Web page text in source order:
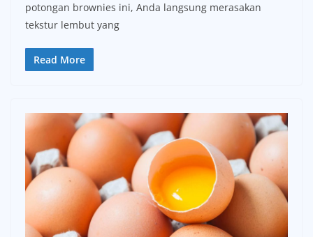
potongan brownies ini, Anda langsung merasakan
tekstur lembut yang
Read More